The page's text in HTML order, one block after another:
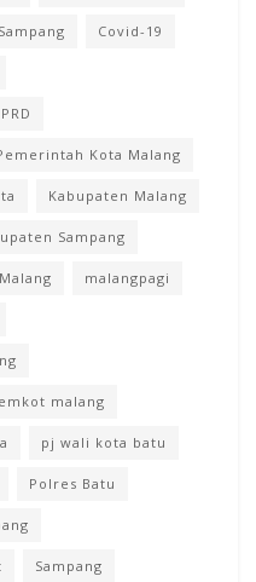
Covid-19
Kota Malang
Kabupaten Malang
Sampang
Malang malangpagi
malang
pj wali kota batu
Polres Batu
Sampang